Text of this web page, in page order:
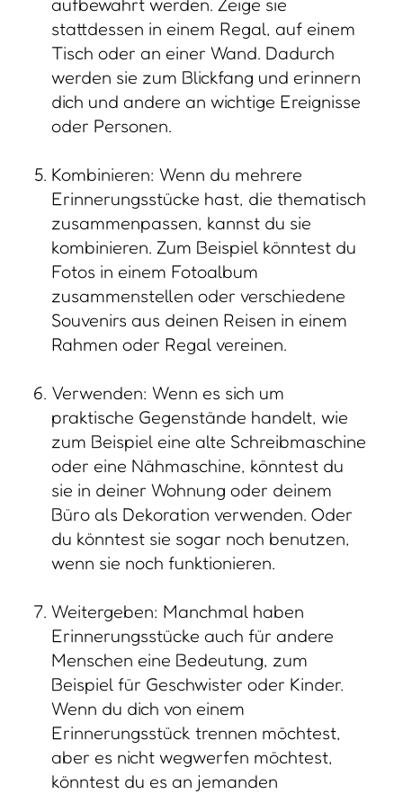
aufbewahrt werden. Zeige sie
stattdessen in einem Regal, auf einem
Tisch oder an einer Wand. Dadurch
werden sie zum Blickfang und erinnern
dich und andere an wichtige Ereignisse
oder Personen.
Kombinieren: Wenn du mehrere
Erinnerungsstücke hast, die thematisch
zusammenpassen, kannst du sie
kombinieren. Zum Beispiel könntest du
Fotos in einem Fotoalbum
zusammenstellen oder verschiedene
Souvenirs aus deinen Reisen in einem
Rahmen oder Regal vereinen.
Verwenden: Wenn es sich um
praktische Gegenstände handelt, wie
zum Beispiel eine alte Schreibmaschine
oder eine Nähmaschine, könntest du
sie in deiner Wohnung oder deinem
Büro als Dekoration verwenden. Oder
du könntest sie sogar noch benutzen,
wenn sie noch funktionieren.
Weitergeben: Manchmal haben
Erinnerungsstücke auch für andere
Menschen eine Bedeutung, zum
Beispiel für Geschwister oder Kinder.
Wenn du dich von einem
Erinnerungsstück trennen möchtest,
aber es nicht wegwerfen möchtest,
könntest du es an jemanden